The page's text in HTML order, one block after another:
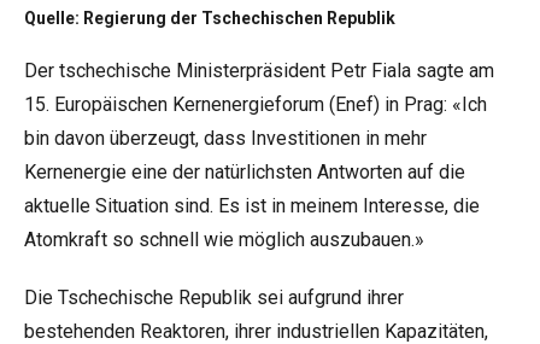
Quelle: Regierung der Tschechischen Republik
Der tschechische Ministerpräsident Petr Fiala sagte am
15. Europäischen Kernenergieforum (Enef) in Prag: «Ich
bin davon überzeugt, dass Investitionen in mehr
Kernenergie eine der natürlichsten Antworten auf die
aktuelle Situation sind. Es ist in meinem Interesse, die
Atomkraft so schnell wie möglich auszubauen.»
Die Tschechische Republik sei aufgrund ihrer
bestehenden Reaktoren, ihrer industriellen Kapazitäten,